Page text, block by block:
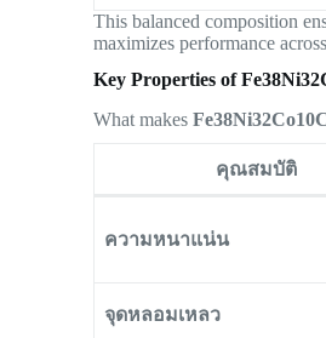
This balanced composition
maximizes performance
Key Properties of
What makes
คุณสมบัติ
ความหนาแน่น
จุดหลอมเหลว